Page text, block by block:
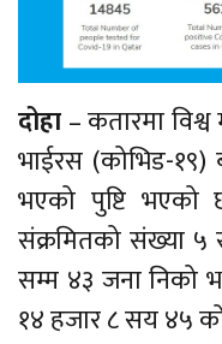
दोहा– कतारमा
भाईरस (कोभिड-
भएको पुष्टि
संक्रमितको संख्या
सम्म ४३ जना
१४ हजार ८ सय ४५